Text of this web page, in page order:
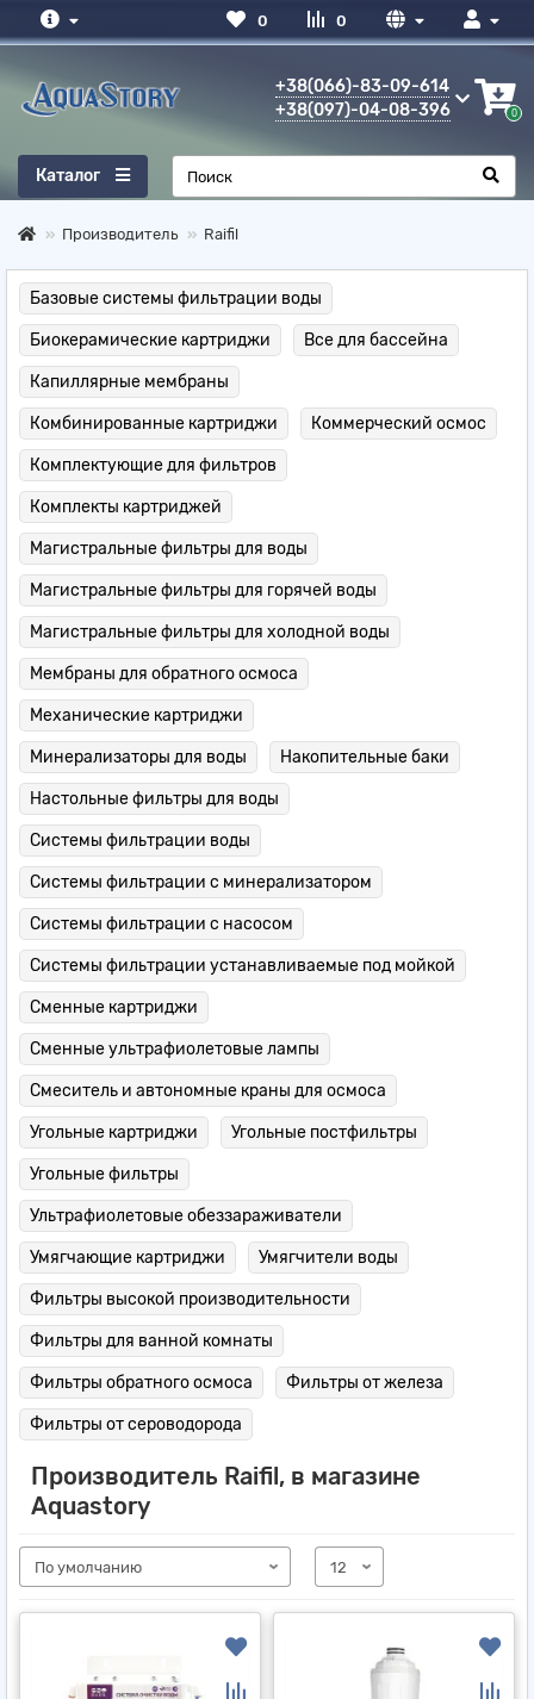
0
0
+38(066)-83-09-614
+38(097)-04-08-396
0
Каталог
Производитель Raifil
Базовые системы фильтрации воды
Биокерамические картриджи Все для бассейна
Капиллярные мембраны
Комбинированные картриджи Коммерческий осмос
Комплектующие для фильтров
Комплекты картриджей
Магистральные фильтры для воды
Магистральные фильтры для горячей воды
Магистральные фильтры для холодной воды
Мембраны для обратного осмоса
Механические картриджи
Минерализаторы для воды Накопительные баки
Настольные фильтры для воды
Системы фильтрации воды
Системы фильтрации с минерализатором
Системы фильтрации с насосом
Системы фильтрации устанавливаемые под мойкой
Сменные картриджи
Сменные ультрафиолетовые лампы
Смеситель и автономные краны для осмоса
Угольные картриджи Угольные постфильтры
Угольные фильтры
Ультрафиолетовые обеззараживатели
Умягчающие картриджи Умягчители воды
Фильтры высокой производительности
Фильтры для ванной комнаты
Фильтры обратного осмоса Фильтры от железа
Фильтры от сероводорода
Производитель Raifil, в магазине
Aquastory